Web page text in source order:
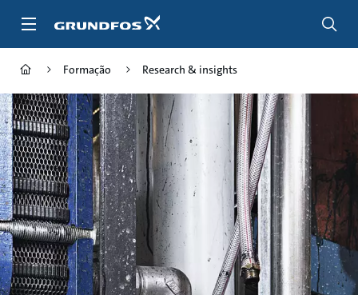
para
Formação Research & insights